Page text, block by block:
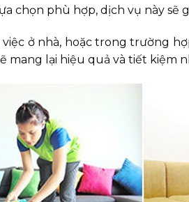
chọn phù hợp, dịch vụ này
ở nhà, hoặc trong trường
mang lại hiệu quả và tiết kiệm